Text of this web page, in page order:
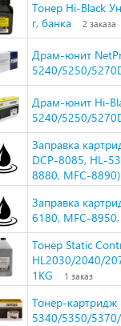
Тонер Hi-Black
г, банка
2 заказа
Драм-юнит
5240/5250/
Драм-юнит Hi-
5240/5250/
Заправка
DCP-8085, HL-
8880, MFC-8890)
Заправка
6180, MFC-
Тонер Static
HL2030/2040/
1KG
1 заказ
Тонер-картридж
5340/5350/